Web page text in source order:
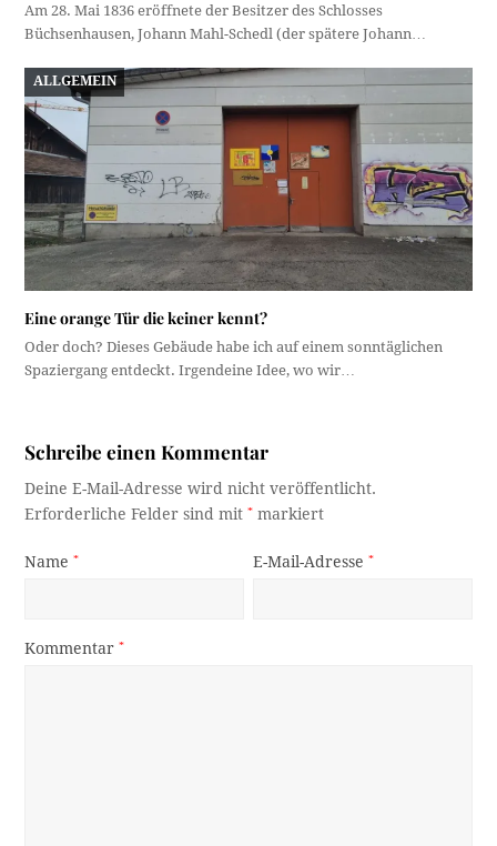
Am 28. Mai 1836 eröffnete der Besitzer des Schlosses
Büchsenhausen, Johann Mahl-Schedl (der spätere Johann…
ALLGEMEIN
Eine orange Tür die keiner kennt?
Oder doch? Dieses Gebäude habe ich auf einem sonntäglichen
Spaziergang entdeckt. Irgendeine Idee, wo wir…
Schreibe einen Kommentar
Deine E-Mail-Adresse wird nicht veröffentlicht.
Erforderliche Felder sind mit* markiert
Name* E-Mail-Adresse*
Kommentar*